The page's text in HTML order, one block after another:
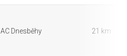
AC Dnesběhy 21 km